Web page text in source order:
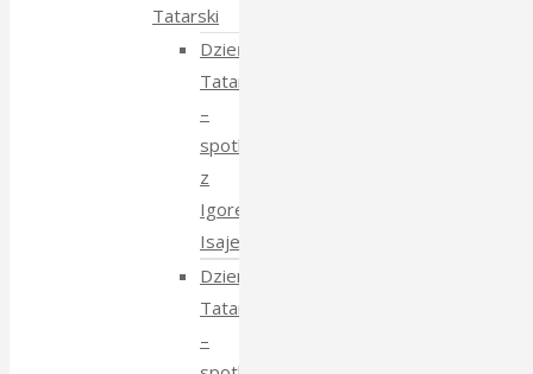
Tatarski
Dzień
Tatarski
–
spotkanie
z
Igorem
Isajewem
Dzien
Tatarski
–